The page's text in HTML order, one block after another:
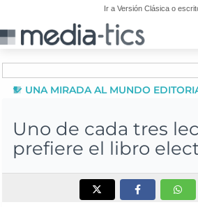
Ir a Versión Clásica o
UNA MIRADA AL MUNDO
Uno de cada tres
prefiere el libro